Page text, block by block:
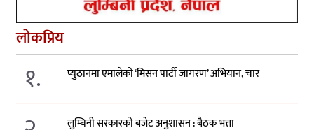
लोकप्रिय
१. प्युठानमा एमालेको ‘मिसन पार्टी जागरण’ अभियान, चार
लुम्बिनी सरकारको बजेट अनुशासन : बैठक भत्ता